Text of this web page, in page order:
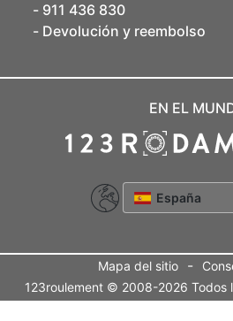
911 436 830
Devolución y reembolso
EN EL
España
Mapa del sitio -
123roulement © 2008-2026 Todos